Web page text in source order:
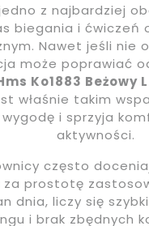
z najbardziej
biegania i ćwiczeń
Nawet jeśli nie
może poprawiać
Ko1883 Beżowy
właśnie takim
i sprzyja
aktywności.
często
za prostotę
dnia, liczy się
i brak zbędnych